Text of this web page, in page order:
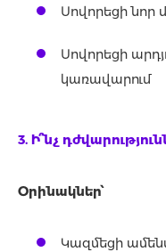
Սովորեցի
Սովորեցի
կառավարում
3. Ի՞նչ
Օրինակներ՝
Կազմեցի